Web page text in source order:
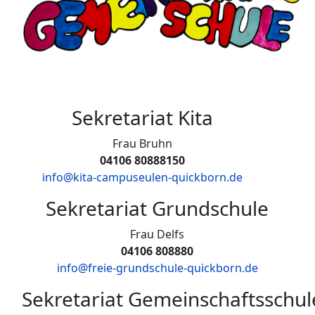
Sekretariat Kita
Frau Bruhn
04106 80888150
info@kita-campuseulen-quickborn.de
Sekretariat Grundschule
Frau Delfs
04106 808880
info@freie-grundschule-quickborn.de
Sekretariat